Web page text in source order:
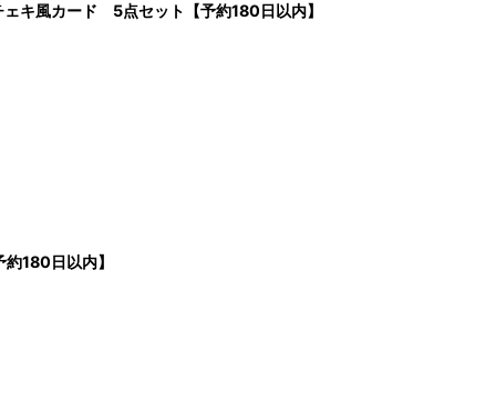
風カード 5点セット【予約180日以内】
180日以内】